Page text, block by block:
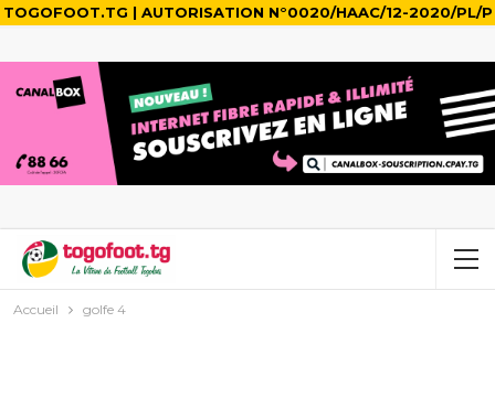
TOGOFOOT.TG | AUTORISATION N°0020/HAAC/12-2020/PL/P
Accueil golfe 4